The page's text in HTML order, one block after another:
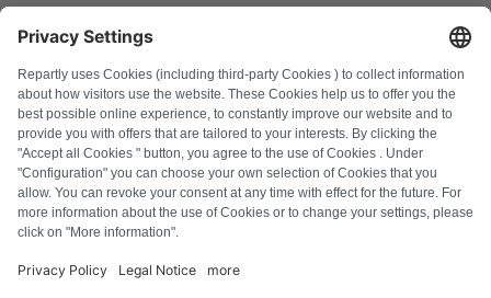
FAQ
Tous les codes d'erreur
À propos de nous
Presse